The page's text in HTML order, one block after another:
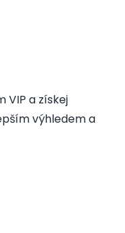
VIP a získej
výhledem a